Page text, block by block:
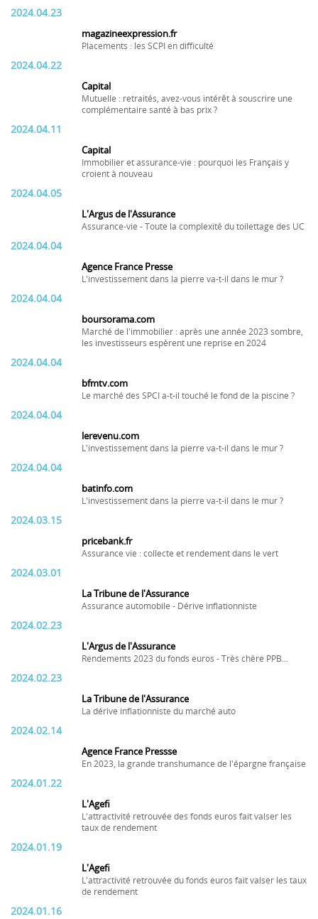
2024.04.23
magazineexpression.fr
Placements : les SCPI en difficulté
2024.04.22
Capital
Mutuelle : retraités, avez-vous intérêt à souscrire une
complémentaire santé à bas prix ?
2024.04.11
Capital
Immobilier et assurance-vie : pourquoi les Français y
croient à nouveau
2024.04.05
L'Argus de l'Assurance
Assurance-vie - Toute la complexité du toilettage des UC
2024.04.04
Agence France Presse
L'investissement dans la pierre va-t-il dans le mur ?
2024.04.04
boursorama.com
Marché de l'immobilier : après une année 2023 sombre,
les investisseurs espèrent une reprise en 2024
2024.04.04
bfmtv.com
Le marché des SPCI a-t-il touché le fond de la piscine ?
2024.04.04
lerevenu.com
L'investissement dans la pierre va-t-il dans le mur ?
2024.04.04
batinfo.com
L'investissement dans la pierre va-t-il dans le mur ?
2024.03.15
pricebank.fr
Assurance vie : collecte et rendement dans le vert
2024.03.01
La Tribune de l'Assurance
Assurance automobile - Dérive inflationniste
2024.02.23
L'Argus de l'Assurance
Rendements 2023 du fonds euros - Très chère PPB...
2024.02.23
La Tribune de l'Assurance
La dérive inflationniste du marché auto
2024.02.14
Agence France Pressse
En 2023, la grande transhumance de l'épargne française
2024.01.22
L'Agefi
L'attractivité retrouvée des fonds euros fait valser les
taux de rendement
2024.01.19
L'Agefi
L'attractivité retrouvée du fonds euros fait valser les taux
de rendement
2024.01.16